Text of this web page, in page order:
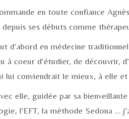
en toute confiance
depuis ses débuts comme
d'abord en médecine
à coeur d'étudier, de découvrir,
lui conviendrait le mieux, à elle et
elle, guidée par sa
l'EFT, la méthode Sedona ...